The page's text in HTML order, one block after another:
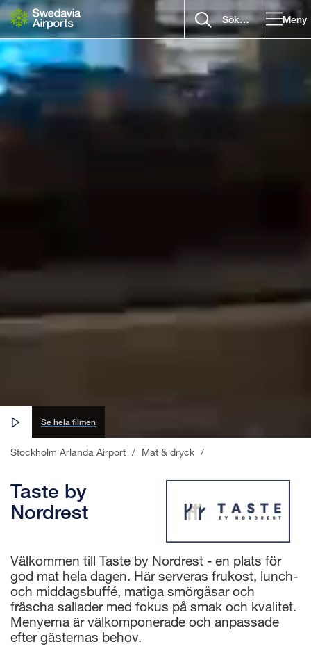
Gå till innehåll
Meny
Se hela filmen
Stockholm Arlanda Airport / Mat & dryck /
Taste by
Nordrest
Välkommen till Taste by Nordrest - en plats för
god mat hela dagen. Här serveras frukost, lunch-
och middagsbuffé, matiga smörgåsar och
fräscha sallader med fokus på smak och kvalitet.
Menyerna är välkomponerade och anpassade
efter gästernas behov.